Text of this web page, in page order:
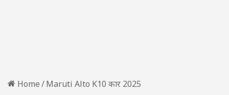
Home/Maruti Alto K10 कार 2025